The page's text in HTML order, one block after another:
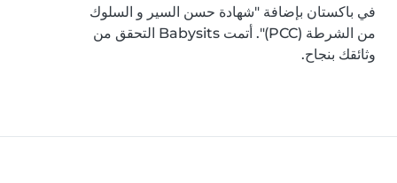
في باكستان بإضافة "شهادة حسن السير و السلوك
من الشرطة (PCC)". أتمت Babysits التحقق من
وثائقك بنجاح.